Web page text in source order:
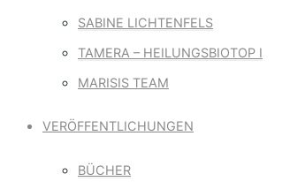
SABINE LICHTENFELS
TAMERA – HEILUNGSBIOTOP I
MARISIS TEAM
VERÖFFENTLICHUNGEN
BÜCHER